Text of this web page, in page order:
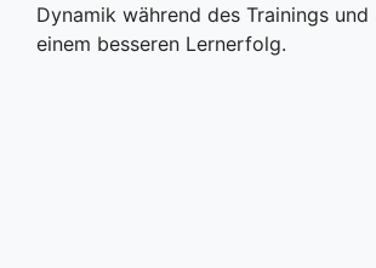
Dynamik während des Trainings
einem besseren Lernerfolg.